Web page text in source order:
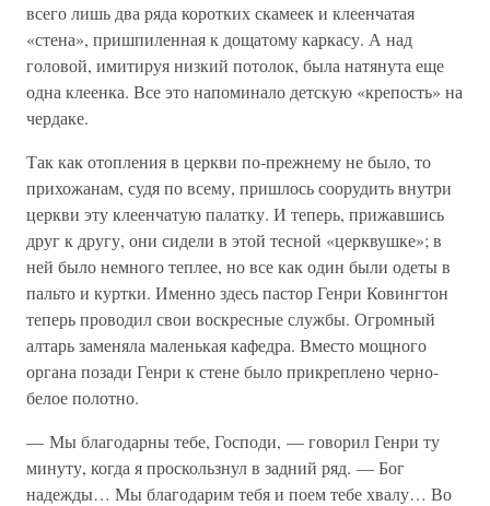
всего лишь два ряда коротких скамеек и клеенчатая
«стена», пришпиленная к дощатому каркасу. А над
головой, имитируя низкий потолок, была натянута еще
одна клеенка. Все это напоминало детскую «крепость» на
чердаке.
Так как отопления в церкви по-прежнему не было, то
прихожанам, судя по всему, пришлось соорудить внутри
церкви эту клеенчатую палатку. И теперь, прижавшись
друг к другу, они сидели в этой тесной «церквушке»; в
ней было немного теплее, но все как один были одеты в
пальто и куртки. Именно здесь пастор Генри Ковингтон
теперь проводил свои воскресные службы. Огромный
алтарь заменяла маленькая кафедра. Вместо мощного
органа позади Генри к стене было прикреплено черно-
белое полотно.
— Мы благодарны тебе, Господи, — говорил Генри ту
минуту, когда я проскользнул в задний ряд. — Бог
надежды… Мы благодарим тебя и поем тебе хвалу… Во